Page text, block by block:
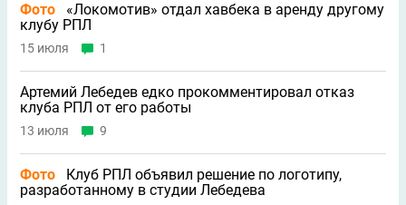
Фото
«Локомотив» отдал хавбека в аренду другому
клубу РПЛ
15 июля 1
Артемий Лебедев едко прокомментировал отказ
клуба РПЛ от его работы
13 июля 9
Фото
Клуб РПЛ объявил решение по логотипу,
разработанному в студии Лебедева